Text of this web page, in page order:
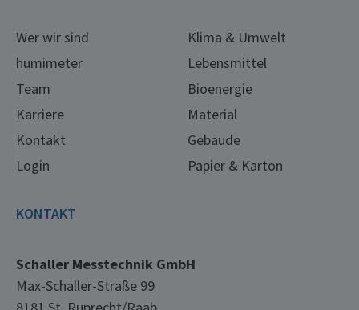
Wer wir sind
humimeter
Team
Karriere
Kontakt
Login
Klima & Umwelt
Lebensmittel
Bioenergie
Material
Gebäude
Papier & Karton
KONTAKT
Schaller Messtechnik GmbH
Max-Schaller-Straße 99